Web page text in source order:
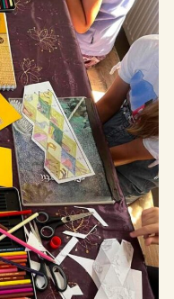
Rólunk
Kiállítások
Programok
Híreink
Támogatóink: